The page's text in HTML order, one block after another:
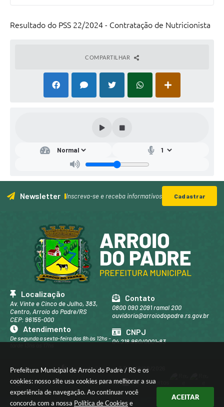
Prefeitura Municipal de Arroio do Padre / RS e os
cookies: nosso site usa cookies para melhorar a sua
experiência de navegação. Ao continuar você
concorda com a nossa Política de Cookies e
ACEITAR
Resultado do PSS 22/2024 - Contratação de Nutricionista
COMPARTILHAR
Newsletter Inscreva-se e receba informativos Cadastrar
Localização
Av. Vinte e Cinco de Julho, 383,
Centro, Arroio do Padre/RS
CEP: 96155-000
Contato
0800 090 2091 ramal 200
ouvidoria@arroiodopadre.rs.gov.br
Atendimento
De segunda a sexta-feira das 8h às 12hs -
CNPJ
04.218.960/0001-83
Versão do Sistema:3.5.3 - 19/06/2026
Portal atualizado em:07/08/2026 16:39 Dados Abertos